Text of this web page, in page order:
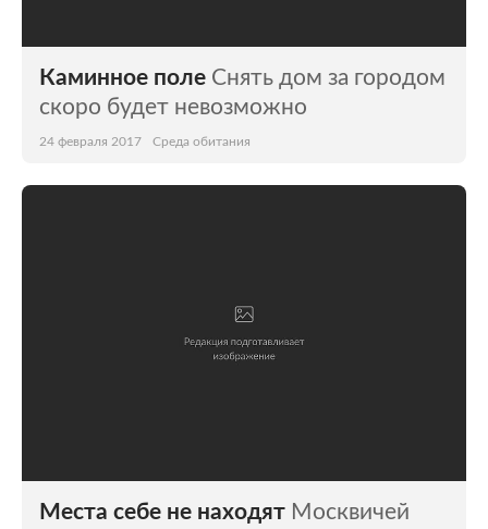
Каминное поле Снять дом за городом
скоро будет невозможно
24 февраля 2017 Среда обитания
Места себе не находят Москвичей